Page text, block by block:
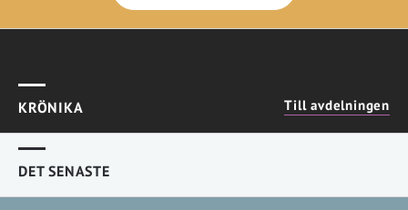
KRÖNIKA Till avdelningen
DET SENASTE